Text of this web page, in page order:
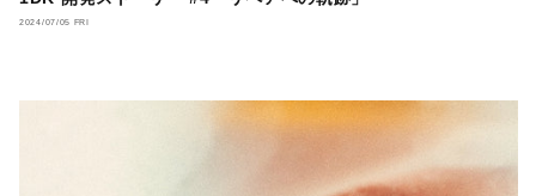
2024/07/05 FRI